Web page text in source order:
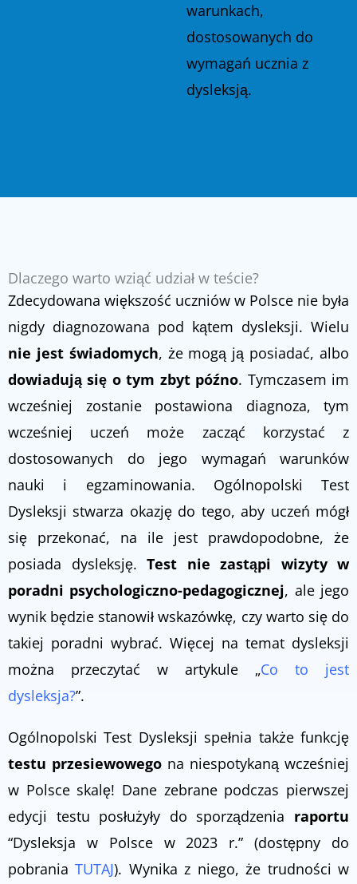
warunkach,
dostosowanych do
wymagań ucznia z
dysleksją.
Dlaczego warto wziąć udział w teście?
Zdecydowana większość uczniów w Polsce nie była
nigdy diagnozowana pod kątem dysleksji. Wielu
nie jest świadomych, że mogą ją posiadać, albo
dowiadują się o tym zbyt późno. Tymczasem im
wcześniej zostanie postawiona diagnoza, tym
wcześniej uczeń może zacząć korzystać z
dostosowanych do jego wymagań warunków
nauki i egzaminowania. Ogólnopolski Test
Dysleksji stwarza okazję do tego, aby uczeń mógł
się przekonać, na ile jest prawdopodobne, że
posiada dysleksję. Test nie zastąpi wizyty w
poradni psychologiczno-pedagogicznej, ale jego
wynik będzie stanowił wskazówkę, czy warto się do
takiej poradni wybrać. Więcej na temat dysleksji
można przeczytać w artykule „Co to jest
dysleksja?”.
Ogólnopolski Test Dysleksji spełnia także funkcję
testu przesiewowego na niespotykaną wcześniej
w Polsce skalę! Dane zebrane podczas pierwszej
edycji testu posłużyły do sporządzenia raportu
“Dysleksja w Polsce w 2023 r.” (dostępny do
pobraniaTUTAJ). Wynika z niego, że trudności w